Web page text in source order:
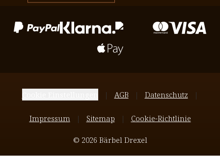
AGB Datenschutz
Impressum Sitemap Cookie-Richtlinie
© 2026 Bärbel Drexel